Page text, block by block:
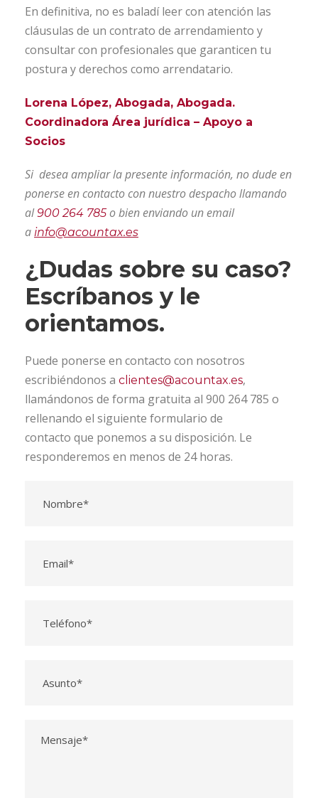
En definitiva, no es baladí leer con atención las
cláusulas de un contrato de arrendamiento y
consultar con profesionales que garanticen tu
postura y derechos como arrendatario.
Lorena López, Abogada, Abogada.
Coordinadora Área jurídica – Apoyo a
Socios
Si desea ampliar la presente información, no dude en
ponerse en contacto con nuestro despacho llamando
al900 264 785o bien enviando un email
a info@acountax.es
¿Dudas sobre su caso?
Escríbanos y le
orientamos.
Puede ponerse en contacto con nosotros
escribiéndonos a clientes@acountax.es,
llamándonos de forma gratuita al 900 264 785 o
rellenando el siguiente formulario de
contacto que ponemos a su disposición. Le
responderemos en menos de 24 horas.